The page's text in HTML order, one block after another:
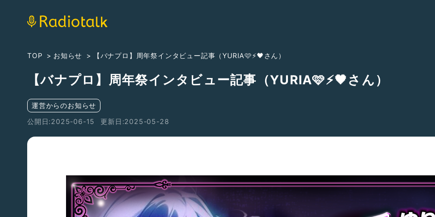
TOP お知らせ 【バナプロ】周年祭インタビュー記事（YURIA🩷⚡️🖤さん）
【バナプロ】周年祭インタビュー記事（YURIA🩷⚡️🖤さん）
運営からのお知らせ
公開日:2025-06-15
更新日:2025-05-28